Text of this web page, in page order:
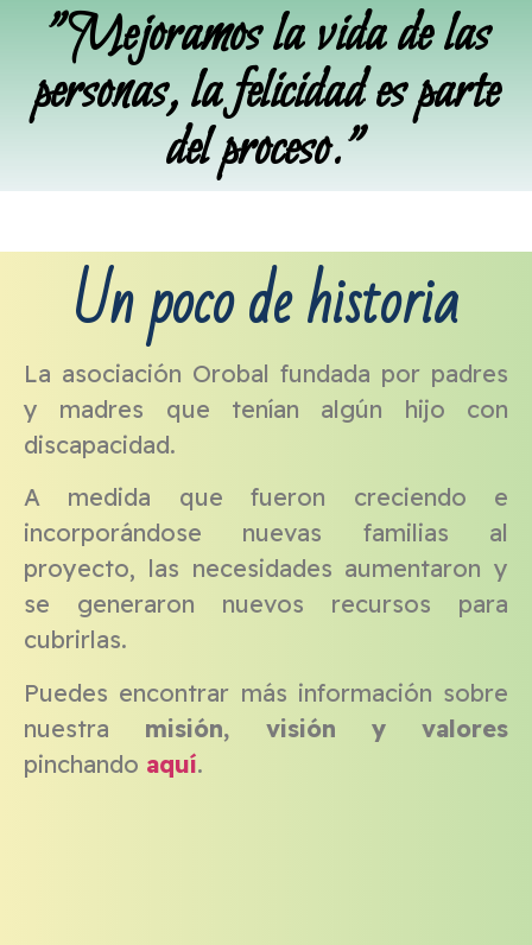
"Mejoramos la vida de las
personas, la felicidad es parte
del proceso."
Un poco de historia
La asociación Orobal fundada por padres
y madres que tenían algún hijo con
discapacidad.
A medida que fueron creciendo e
incorporándose nuevas familias al
proyecto, las necesidades aumentaron y
se generaron nuevos recursos para
cubrirlas.
Puedes encontrar más información sobre
nuestra misión, visión y valores
pinchando aquí.